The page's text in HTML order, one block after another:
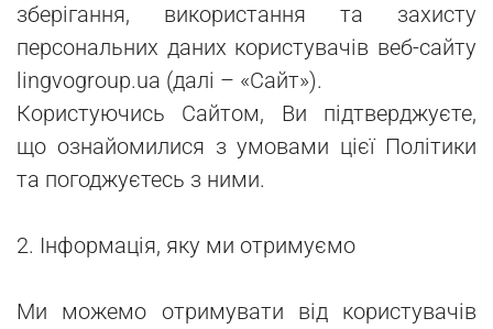
зберігання, використання та захисту
персональних даних користувачів веб-сайту
lingvogroup.ua (далі – «Сайт»).
Користуючись Сайтом, Ви підтверджуєте,
що ознайомилися з умовами цієї Політики
та погоджуєтесь з ними.
2. Інформація, яку ми отримуємо
Ми можемо отримувати від користувачів